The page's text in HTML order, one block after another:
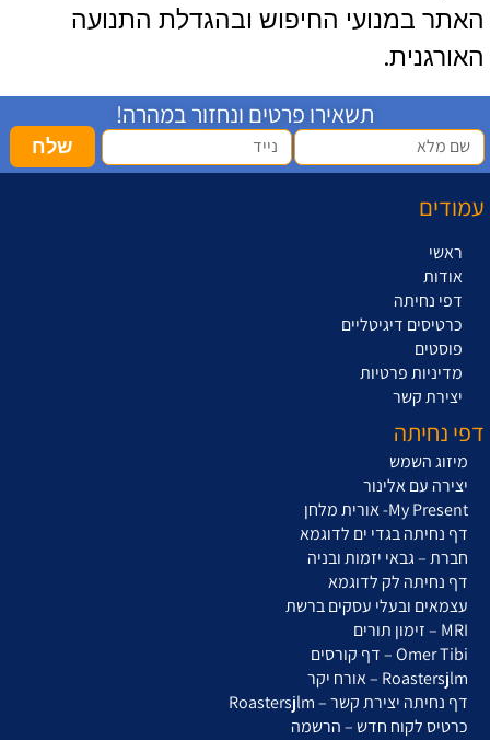
האתר במנועי החיפוש ובהגדלת התנועה
האורגנית.
תשאירו פרטים ונחזור במהרה!
שלח
עמודים
ראשי
אודות
דפי נחיתה
כרטיסים דיגיטליים
פוסטים
מדיניות פרטיות
יצירת קשר
דפי נחיתה
מיזוג השמש
יצירה עם אלינור
My Present- אורית מלחן
דף נחיתה בגדי ים לדוגמא
חברת – גבאי יזמות ובניה
דף נחיתה לק לדוגמא
עצמאים ובעלי עסקים ברשת
MRI – זימון תורים
Omer Tibi – דף קורסים
Roastersjlm – אורח יקר
דף נחיתה יצירת קשר – Roastersjlm
כרטיס לקוח חדש – הרשמה